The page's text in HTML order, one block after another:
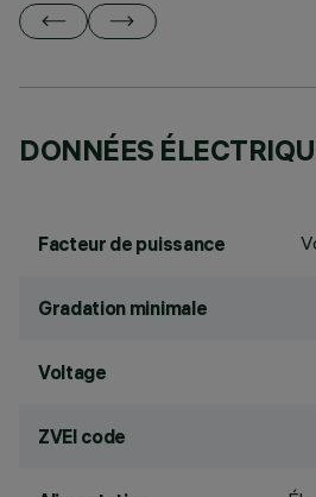
DONNÉES
Facteur de puissance
Gradation minimale
Voltage
ZVEI code